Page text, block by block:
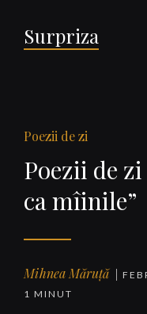
Surpriza
Poezii de zi
Poezii de
ca mîinile”
Mihnea Măruță
1 MINUT